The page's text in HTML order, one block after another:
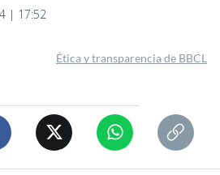
| 17:52
Ética y transparencia de BBCL